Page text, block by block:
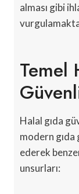
alması gibi
Temel
Halal gıda
modern
ederek
unsurları: